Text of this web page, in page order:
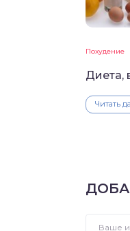
Похудение
Диета,
Читать